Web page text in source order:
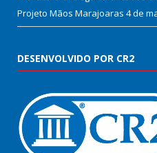
Projeto Mãos Marajoaras 4 de
DESENVOLVIDO POR CR2